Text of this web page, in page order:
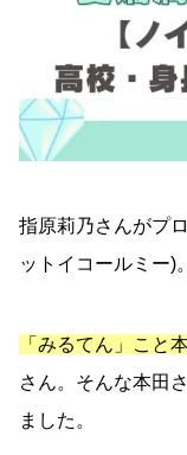
指原莉乃さんがプ
ットイコールミー)。
「みるてん」こと
さん。そんな本田
ました。